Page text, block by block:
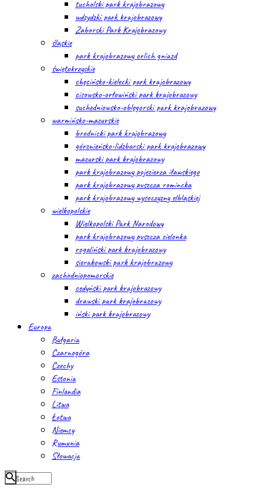
tucholski park krajobrazowy
wdzydzki park krajobrazowy
Zaborski Park Krajobrazowy
śląskie
park krajobrazowy orlich gniazd
świętokrzyskie
chęcińsko-kielecki park krajobrazowy
cisowsko-orłowiński park krajobrazowy
suchedniowsko-oblęgorski park krajobrazowy
warmińsko-mazurskie
brodnicki park krajobrazowy
górznieńsko-lidzbarski park krajobrazowy
mazurski park krajobrazowy
park krajobrazowy pojezierza iławskiego
park krajobrazowy puszcza romincka
park krajobrazowy wysoczyzny elbląskiej
wielkopolskie
Wielkopolski Park Narodowy
park krajobrazowy puszcza zielonka
rogaliński park krajobrazowy
sierakowski park krajobrazowy
zachodniopomorskie
cedyński park krajobrazowy
drawski park krajobrazowy
iński park krajobrazowy
Europa
Bułgaria
Czarnogóra
Czechy
Estonia
Finlandia
Litwa
Łotwa
Niemcy
Rumunia
Słowacja